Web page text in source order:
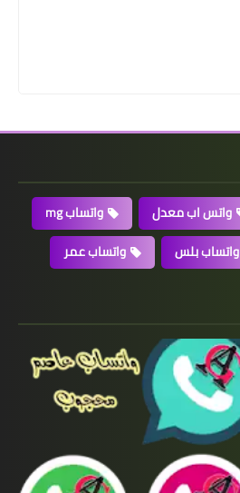
واتس اب معدل
واتساب mg
واتساب بلس واتساب عمر